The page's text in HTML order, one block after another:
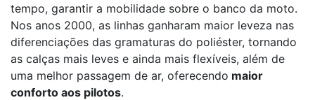
tempo, garantir a mobilidade sobre o banco da moto.
Nos anos 2000, as linhas ganharam maior leveza nas
diferenciações das gramaturas do poliéster, tornando
as calças mais leves e ainda mais flexíveis, além de
uma melhor passagem de ar, oferecendo maior
conforto aos pilotos.